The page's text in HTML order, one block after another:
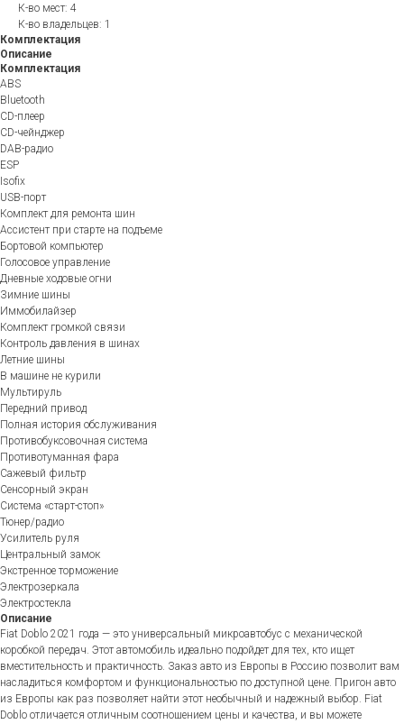
К-во мест: 4
К-во владельцев: 1
Комплектация
Описание
Комплектация
ABS
Bluetooth
CD-плеер
CD-чейнджер
DAB-радио
ESP
Isofix
USB-порт
Комплект для ремонта шин
Ассистент при старте на подъеме
Бортовой компьютер
Голосовое управление
Дневные ходовые огни
Зимние шины
Иммобилайзер
Комплект громкой связи
Контроль давления в шинах
Летние шины
В машине не курили
Мультируль
Передний привод
Полная история обслуживания
Противобуксовочная система
Противотуманная фара
Сажевый фильтр
Сенсорный экран
Система «старт-стоп»
Тюнер/радио
Усилитель руля
Центральный замок
Экстренное торможение
Электрозеркала
Электростекла
Описание
Fiat Doblo 2021 года — это универсальный микроавтобус с механической
коробкой передач. Этот автомобиль идеально подойдет для тех, кто ищет
вместительность и практичность. Заказ авто из Европы в Россию позволит вам
насладиться комфортом и функциональностью по доступной цене. Пригон авто
из Европы как раз позволяет найти этот необычный и надежный выбор. Fiat
Doblo отличается отличным соотношением цены и качества, и вы можете